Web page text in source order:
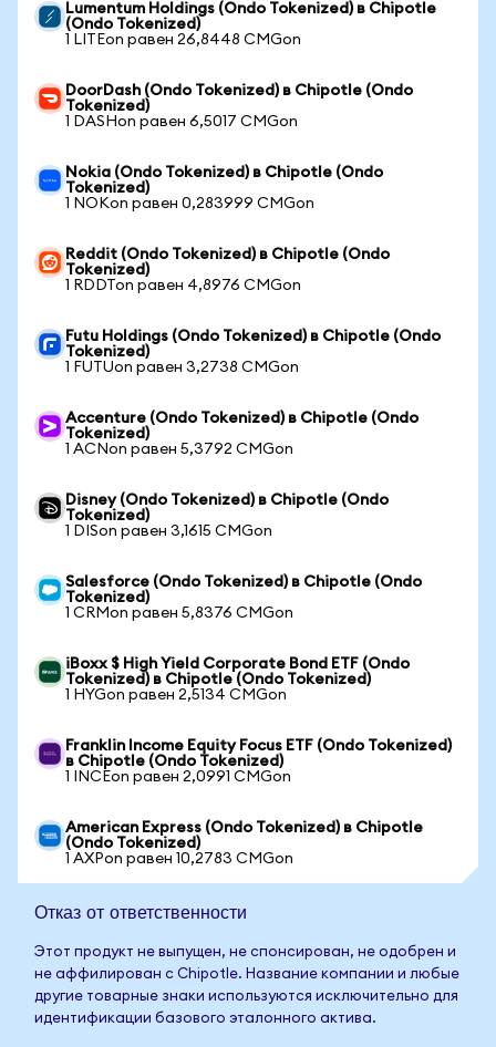
Lumentum Holdings (Ondo Tokenized) в Chipotle
(Ondo Tokenized)
1 LITEon равен 26,8448 CMGon
DoorDash (Ondo Tokenized) в Chipotle (Ondo
Tokenized)
1 DASHon равен 6,5017 CMGon
Nokia (Ondo Tokenized) в Chipotle (Ondo
Tokenized)
1 NOKon равен 0,283999 CMGon
Reddit (Ondo Tokenized) в Chipotle (Ondo
Tokenized)
1 RDDTon равен 4,8976 CMGon
Futu Holdings (Ondo Tokenized) в Chipotle (Ondo
Tokenized)
1 FUTUon равен 3,2738 CMGon
Accenture (Ondo Tokenized) в Chipotle (Ondo
Tokenized)
1 ACNon равен 5,3792 CMGon
Disney (Ondo Tokenized) в Chipotle (Ondo
Tokenized)
1 DISon равен 3,1615 CMGon
Salesforce (Ondo Tokenized) в Chipotle (Ondo
Tokenized)
1 CRMon равен 5,8376 CMGon
iBoxx $ High Yield Corporate Bond ETF (Ondo
Tokenized) в Chipotle (Ondo Tokenized)
1 HYGon равен 2,5134 CMGon
Franklin Income Equity Focus ETF (Ondo Tokenized)
в Chipotle (Ondo Tokenized)
1 INCEon равен 2,0991 CMGon
American Express (Ondo Tokenized) в Chipotle
(Ondo Tokenized)
1 AXPon равен 10,2783 CMGon
Отказ от ответственности
Этот продукт не выпущен, не спонсирован, не одобрен и
не аффилирован с Chipotle. Название компании и любые
другие товарные знаки используются исключительно для
идентификации базового эталонного актива.